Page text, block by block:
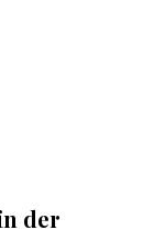
der